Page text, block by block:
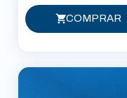
COMPRAR